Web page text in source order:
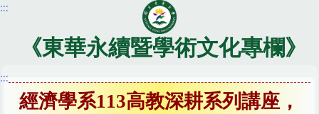
跳
內
:::
《東華永續暨學術文化專欄》
:::
經濟學系113高教深耕系列講座，